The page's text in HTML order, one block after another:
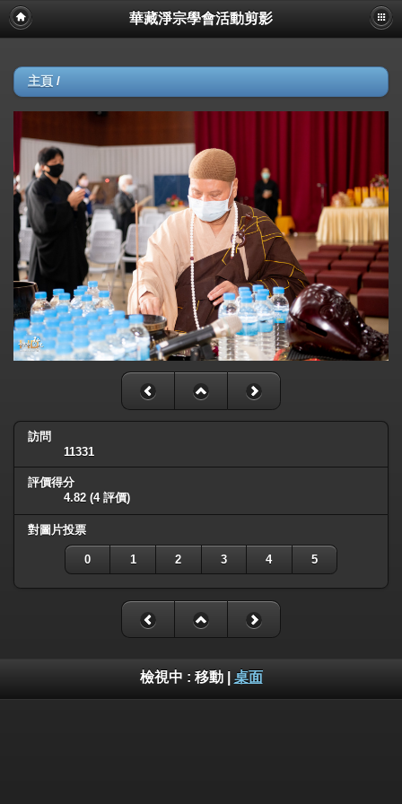
華藏淨宗學會活動剪影
主頁 /
訪問
11331
評價得分
4.82 (4 評價)
對圖片投票
0 1 2 3 4 5
檢視中 : 移動| 桌面